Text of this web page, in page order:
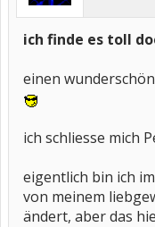
ich finde es toll
einen
ich schliesse mich
eigentlich bin ich
von meinem
ändert, aber das